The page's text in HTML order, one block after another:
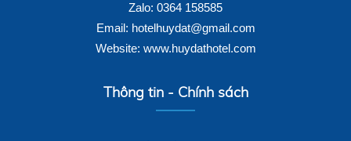
Zalo: 0364 158585
Email: hotelhuydat@gmail.com
Website: www.huydathotel.com
Thông tin - Chính sách